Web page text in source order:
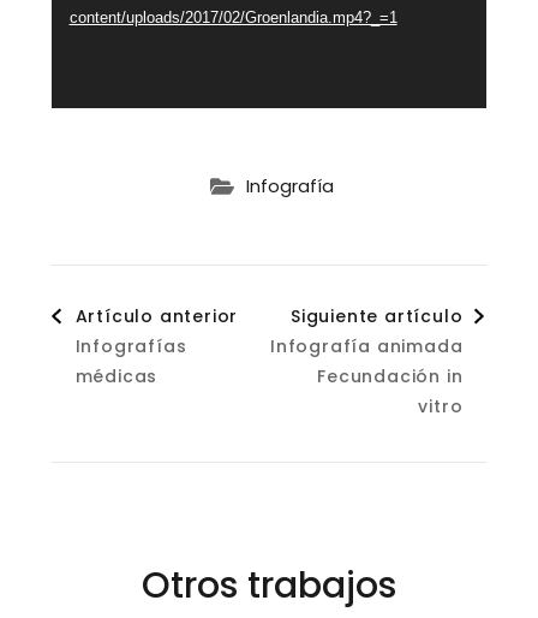
content/uploads/2017/02/Groenlandia.mp4?_=1
Infografía
Navegación
de
entradas
Artículo anterior
Infografías
médicas
Siguiente artículo
Infografía animada
Fecundación in
vitro
Otros trabajos